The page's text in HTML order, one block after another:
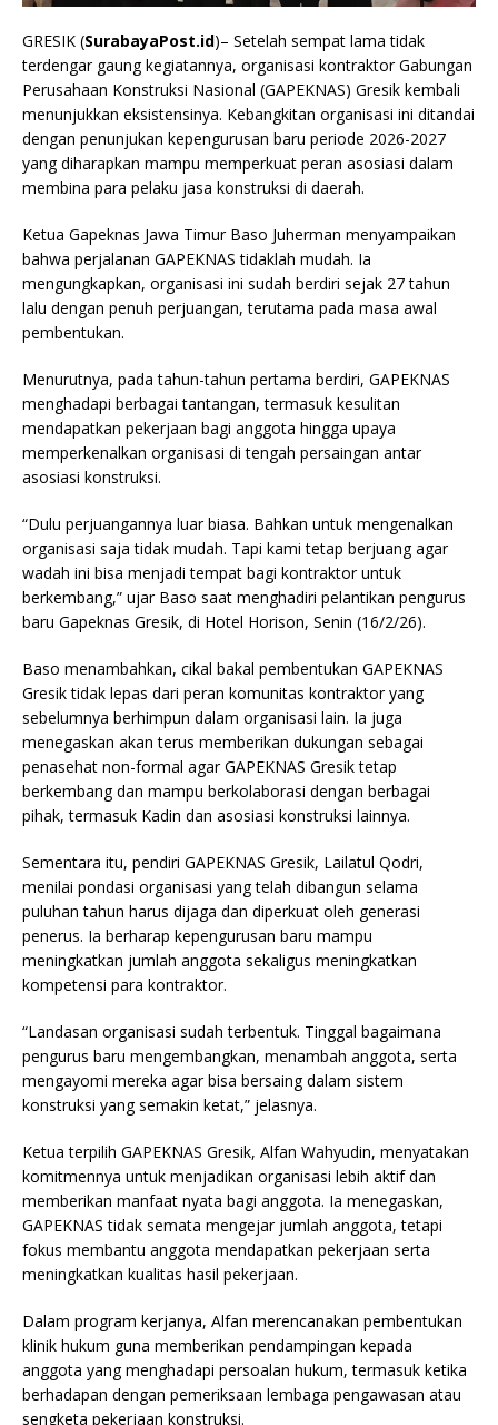
GRESIK (SurabayaPost.id)– Setelah sempat lama tidak
terdengar gaung kegiatannya, organisasi kontraktor Gabungan
Perusahaan Konstruksi Nasional (GAPEKNAS) Gresik kembali
menunjukkan eksistensinya. Kebangkitan organisasi ini ditandai
dengan penunjukan kepengurusan baru periode 2026-2027
yang diharapkan mampu memperkuat peran asosiasi dalam
membina para pelaku jasa konstruksi di daerah.
Ketua Gapeknas Jawa Timur Baso Juherman menyampaikan
bahwa perjalanan GAPEKNAS tidaklah mudah. Ia
mengungkapkan, organisasi ini sudah berdiri sejak 27 tahun
lalu dengan penuh perjuangan, terutama pada masa awal
pembentukan.
Menurutnya, pada tahun-tahun pertama berdiri, GAPEKNAS
menghadapi berbagai tantangan, termasuk kesulitan
mendapatkan pekerjaan bagi anggota hingga upaya
memperkenalkan organisasi di tengah persaingan antar
asosiasi konstruksi.
“Dulu perjuangannya luar biasa. Bahkan untuk mengenalkan
organisasi saja tidak mudah. Tapi kami tetap berjuang agar
wadah ini bisa menjadi tempat bagi kontraktor untuk
berkembang,” ujar Baso saat menghadiri pelantikan pengurus
baru Gapeknas Gresik, di Hotel Horison, Senin (16/2/26).
Baso menambahkan, cikal bakal pembentukan GAPEKNAS
Gresik tidak lepas dari peran komunitas kontraktor yang
sebelumnya berhimpun dalam organisasi lain. Ia juga
menegaskan akan terus memberikan dukungan sebagai
penasehat non-formal agar GAPEKNAS Gresik tetap
berkembang dan mampu berkolaborasi dengan berbagai
pihak, termasuk Kadin dan asosiasi konstruksi lainnya.
Sementara itu, pendiri GAPEKNAS Gresik, Lailatul Qodri,
menilai pondasi organisasi yang telah dibangun selama
puluhan tahun harus dijaga dan diperkuat oleh generasi
penerus. Ia berharap kepengurusan baru mampu
meningkatkan jumlah anggota sekaligus meningkatkan
kompetensi para kontraktor.
“Landasan organisasi sudah terbentuk. Tinggal bagaimana
pengurus baru mengembangkan, menambah anggota, serta
mengayomi mereka agar bisa bersaing dalam sistem
konstruksi yang semakin ketat,” jelasnya.
Ketua terpilih GAPEKNAS Gresik, Alfan Wahyudin, menyatakan
komitmennya untuk menjadikan organisasi lebih aktif dan
memberikan manfaat nyata bagi anggota. Ia menegaskan,
GAPEKNAS tidak semata mengejar jumlah anggota, tetapi
fokus membantu anggota mendapatkan pekerjaan serta
meningkatkan kualitas hasil pekerjaan.
Dalam program kerjanya, Alfan merencanakan pembentukan
klinik hukum guna memberikan pendampingan kepada
anggota yang menghadapi persoalan hukum, termasuk ketika
berhadapan dengan pemeriksaan lembaga pengawasan atau
sengketa pekerjaan konstruksi.